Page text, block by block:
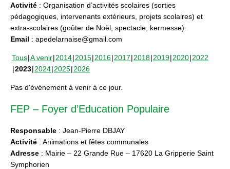
Activité : Organisation d’activités scolaires (sorties
pédagogiques, intervenants extérieurs, projets scolaires) et
extra-scolaires (goûter de Noël, spectacle, kermesse).
Email : apedelarnaise@gmail.com
Tous A venir 2014 2015 2016 2017 2018 2019 2020 2022
2023 2024 2025 2026
Pas d'événement à venir à ce jour.
FEP – Foyer d’Education Populaire
Responsable : Jean-Pierre DBJAY
Activité : Animations et fêtes communales
Adresse : Mairie – 22 Grande Rue – 17620 La Gripperie Saint
Symphorien